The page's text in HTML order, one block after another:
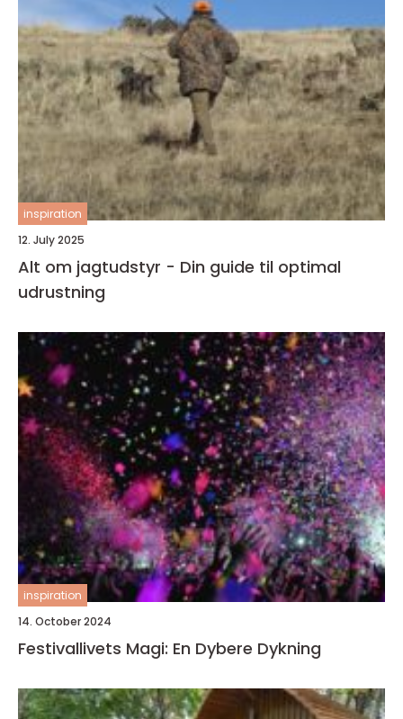
inspiration
12. July 2025
Alt om jagtudstyr - Din guide til optimal
udrustning
inspiration
14. October 2024
Festivallivets Magi: En Dybere Dykning